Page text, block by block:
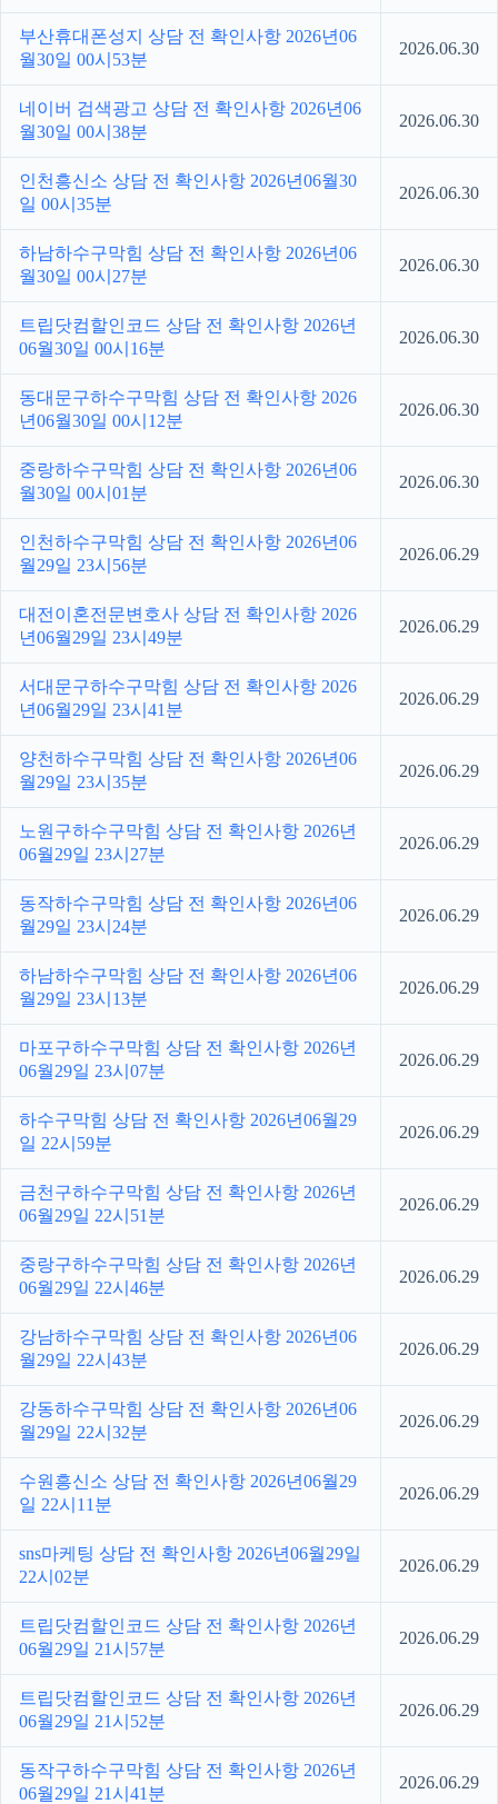
부산휴대폰성지 상담 전 확인사항 2026년06
월30일 00시53분
2026.06.30
네이버 검색광고 상담 전 확인사항 2026년06
월30일 00시38분
2026.06.30
인천흥신소 상담 전 확인사항 2026년06월30
일 00시35분
2026.06.30
하남하수구막힘 상담 전 확인사항 2026년06
월30일 00시27분
2026.06.30
트립닷컴할인코드 상담 전 확인사항 2026년
06월30일 00시16분
2026.06.30
동대문구하수구막힘 상담 전 확인사항 2026
년06월30일 00시12분
2026.06.30
중랑하수구막힘 상담 전 확인사항 2026년06
월30일 00시01분
2026.06.30
인천하수구막힘 상담 전 확인사항 2026년06
월29일 23시56분
2026.06.29
대전이혼전문변호사 상담 전 확인사항 2026
년06월29일 23시49분
2026.06.29
서대문구하수구막힘 상담 전 확인사항 2026
년06월29일 23시41분
2026.06.29
양천하수구막힘 상담 전 확인사항 2026년06
월29일 23시35분
2026.06.29
노원구하수구막힘 상담 전 확인사항 2026년
06월29일 23시27분
2026.06.29
동작하수구막힘 상담 전 확인사항 2026년06
월29일 23시24분
2026.06.29
하남하수구막힘 상담 전 확인사항 2026년06
월29일 23시13분
2026.06.29
마포구하수구막힘 상담 전 확인사항 2026년
06월29일 23시07분
2026.06.29
하수구막힘 상담 전 확인사항 2026년06월29
일 22시59분
2026.06.29
금천구하수구막힘 상담 전 확인사항 2026년
06월29일 22시51분
2026.06.29
중랑구하수구막힘 상담 전 확인사항 2026년
06월29일 22시46분
2026.06.29
강남하수구막힘 상담 전 확인사항 2026년06
월29일 22시43분
2026.06.29
강동하수구막힘 상담 전 확인사항 2026년06
월29일 22시32분
2026.06.29
수원흥신소 상담 전 확인사항 2026년06월29
일 22시11분
2026.06.29
sns마케팅 상담 전 확인사항 2026년06월29일
22시02분
2026.06.29
트립닷컴할인코드 상담 전 확인사항 2026년
06월29일 21시57분
2026.06.29
트립닷컴할인코드 상담 전 확인사항 2026년
06월29일 21시52분
2026.06.29
동작구하수구막힘 상담 전 확인사항 2026년
06월29일 21시41분
2026.06.29